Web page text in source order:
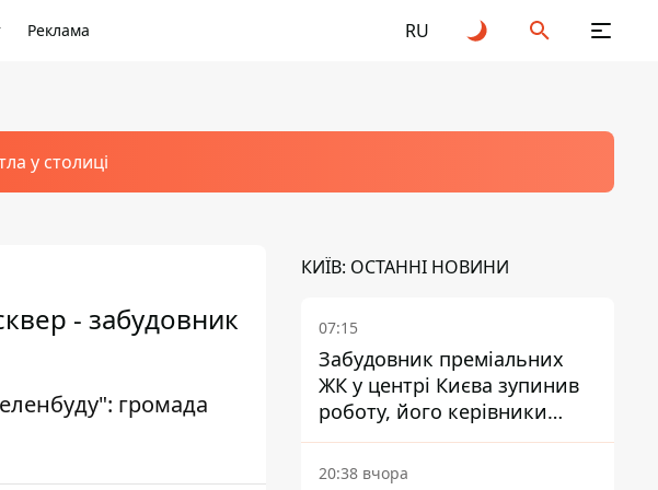
Реклама RU
у столиці
- забудовник
громада
КИЇВ: ОСТАННІ НОВИНИ
07:15
Забудовник преміальних
ЖК у центрі Києва зупинив
роботу, його керівники
втекли з України - Bihus.info
20:38 вчора